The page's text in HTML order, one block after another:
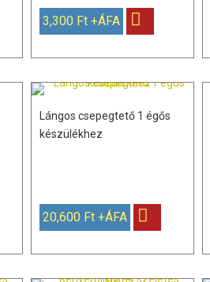
3,300 Ft +ÁFA
Lángos csepegtető 1 égős
készülékhez
20,600 Ft +ÁFA